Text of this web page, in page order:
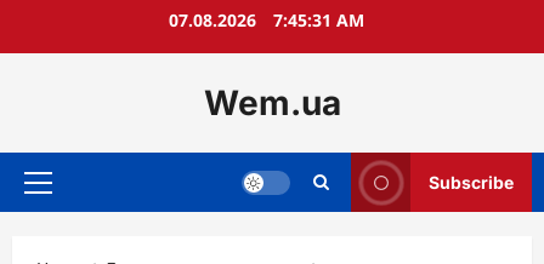
07.08.2026 7:45:32 AM
Wem.ua
Primary
Subscribe